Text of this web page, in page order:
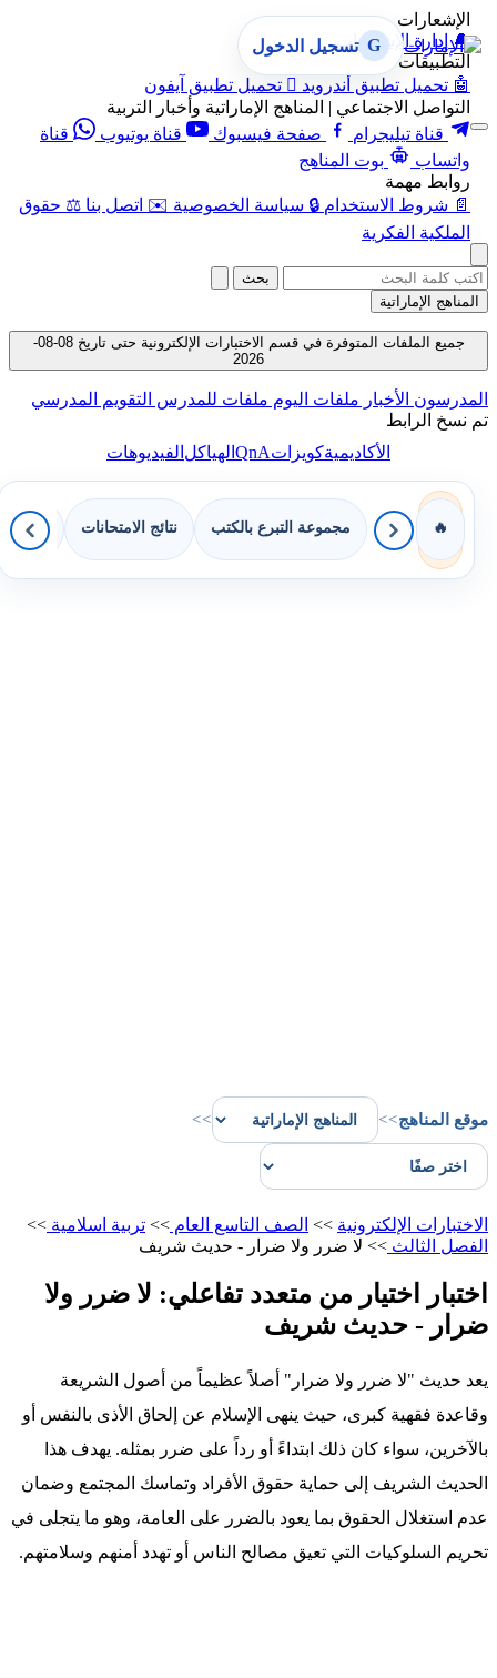
الإشعارات
🔔 إدارة الإشعارات
التطبيقات
🤖 تحميل تطبيق أندرويد  تحميل تطبيق آيفون
التواصل الاجتماعي | المناهج الإماراتية وأخبار التربية
قناة تيليجرام
صفحة فيسبوك قناة يوتيوب
قناة
واتساب
بوت المناهج
روابط مهمة
📄 شروط الاستخدام 🔒 سياسة الخصوصية ✉️ اتصل بنا ⚖️ حقوق
الملكية الفكرية
G تسجيل الدخول
بحث
المناهج الإماراتية
جميع الملفات المتوفرة في قسم الاختبارات الإلكترونية حتى تاريخ 08-08-
2026
المدرسون الأخبار ملفات اليوم ملفات للمدرس التقويم المدرسي
تم نسخ الرابط
الأكاديميةكويزاتQnAالهياكل الفيديوهات
🔥 مجموعة التبرع بالكتب نتائج الامتحانات
موقع المناهج>>
>>
الاختبارات الإلكترونية >> الصف التاسع العام >> تربية اسلامية >>
الفصل الثالث >> لا ضرر ولا ضرار - حديث شريف
اختبار اختيار من متعدد تفاعلي: لا ضرر ولا
ضرار - حديث شريف
يعد حديث "لا ضرر ولا ضرار" أصلاً عظيماً من أصول الشريعة
وقاعدة فقهية كبرى، حيث ينهى الإسلام عن إلحاق الأذى بالنفس أو
بالآخرين، سواء كان ذلك ابتداءً أو رداً على ضرر بمثله. يهدف هذا
الحديث الشريف إلى حماية حقوق الأفراد وتماسك المجتمع وضمان
عدم استغلال الحقوق بما يعود بالضرر على العامة، وهو ما يتجلى في
تحريم السلوكيات التي تعيق مصالح الناس أو تهدد أمنهم وسلامتهم.